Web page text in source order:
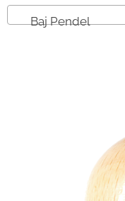
Baj Pendel